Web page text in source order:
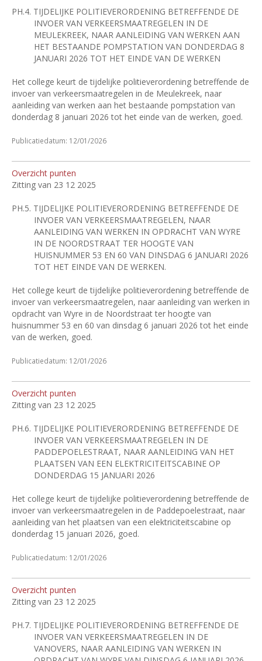
PH.4. TIJDELIJKE POLITIEVERORDENING BETREFFENDE DE
INVOER VAN VERKEERSMAATREGELEN IN DE
MEULEKREEK, NAAR AANLEIDING VAN WERKEN AAN
HET BESTAANDE POMPSTATION VAN DONDERDAG 8
JANUARI 2026 TOT HET EINDE VAN DE WERKEN
Het college keurt de tijdelijke politieverordening betreffende de
invoer van verkeersmaatregelen in de Meulekreek, naar
aanleiding van werken aan het bestaande pompstation van
donderdag 8 januari 2026 tot het einde van de werken, goed.
Publicatiedatum: 12/01/2026
Overzicht punten
Zitting van 23 12 2025
PH.5. TIJDELIJKE POLITIEVERORDENING BETREFFENDE DE
INVOER VAN VERKEERSMAATREGELEN, NAAR
AANLEIDING VAN WERKEN IN OPDRACHT VAN WYRE
IN DE NOORDSTRAAT TER HOOGTE VAN
HUISNUMMER 53 EN 60 VAN DINSDAG 6 JANUARI 2026
TOT HET EINDE VAN DE WERKEN.
Het college keurt de tijdelijke politieverordening betreffende de
invoer van verkeersmaatregelen, naar aanleiding van werken in
opdracht van Wyre in de Noordstraat ter hoogte van
huisnummer 53 en 60 van dinsdag 6 januari 2026 tot het einde
van de werken, goed.
Publicatiedatum: 12/01/2026
Overzicht punten
Zitting van 23 12 2025
PH.6. TIJDELIJKE POLITIEVERORDENING BETREFFENDE DE
INVOER VAN VERKEERSMAATREGELEN IN DE
PADDEPOELESTRAAT, NAAR AANLEIDING VAN HET
PLAATSEN VAN EEN ELEKTRICITEITSCABINE OP
DONDERDAG 15 JANUARI 2026
Het college keurt de tijdelijke politieverordening betreffende de
invoer van verkeersmaatregelen in de Paddepoelestraat, naar
aanleiding van het plaatsen van een elektriciteitscabine op
donderdag 15 januari 2026, goed.
Publicatiedatum: 12/01/2026
Overzicht punten
Zitting van 23 12 2025
PH.7. TIJDELIJKE POLITIEVERORDENING BETREFFENDE DE
INVOER VAN VERKEERSMAATREGELEN IN DE
VANOVERS, NAAR AANLEIDING VAN WERKEN IN